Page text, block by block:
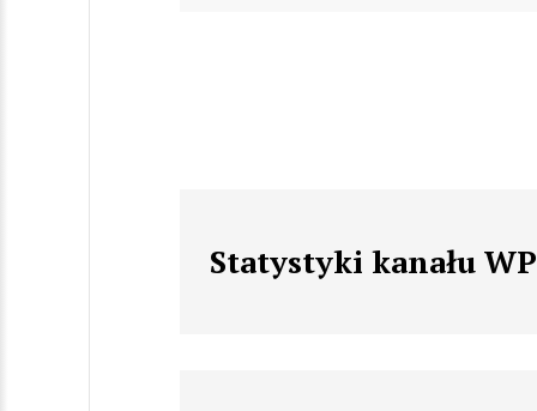
Statystyki kanału